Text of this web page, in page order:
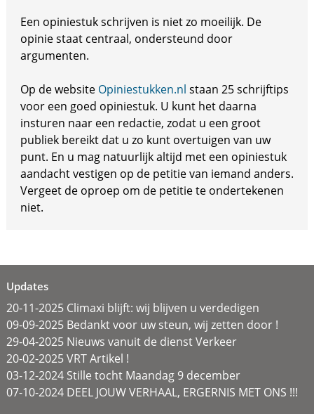
Een opiniestuk schrijven is niet zo moeilijk. De
opinie staat centraal, ondersteund door
argumenten.
Op de website Opiniestukken.nl staan 25 schrijftips
voor een goed opiniestuk. U kunt het daarna
insturen naar een redactie, zodat u een groot
publiek bereikt dat u zo kunt overtuigen van uw
punt. En u mag natuurlijk altijd met een opiniestuk
aandacht vestigen op de petitie van iemand anders.
Vergeet de oproep om de petitie te ondertekenen
niet.
Updates
20-11-2025 Climaxi blijft: wij blijven u verdedigen
09-09-2025 Bedankt voor uw steun, wij zetten door !
29-04-2025 Nieuws vanuit de dienst Verkeer
20-02-2025 VRT Artikel !
03-12-2024 Stille tocht Maandag 9 december
07-10-2024 DEEL JOUW VERHAAL, ERGERNIS MET ONS !!!